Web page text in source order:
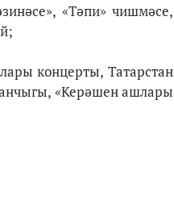
«Тәпи» чишмәсе,
концерты, Татарстан
«Керәшен ашлары